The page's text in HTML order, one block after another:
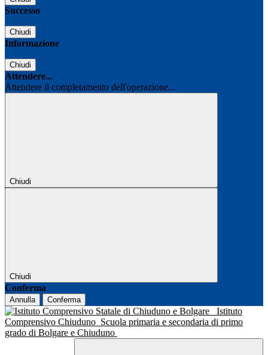
Successo
Chiudi
Informazione
Chiudi
Attendere...
Attendere il completamento dell'operazione...
Chiudi
Chiudi
Conferma
Annulla Conferma
Istituto
Comprensivo Chiuduno Scuola primaria e secondaria di primo
grado di Bolgare e Chiuduno